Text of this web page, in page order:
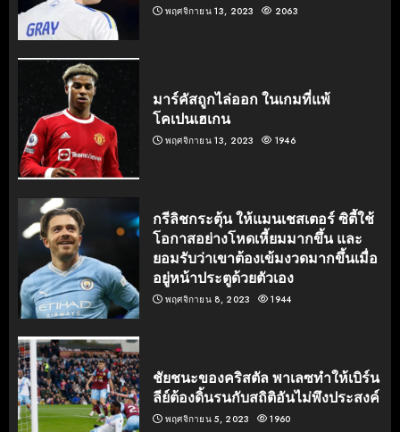
พฤศจิกายน 13, 2023 2063
มาร์คัสถูกไล่ออก ในเกมที่แพ้
โคเปนเฮเกน
พฤศจิกายน 13, 2023 1946
กรีลิชกระตุ้น ให้แมนเชสเตอร์ ซิตี้ใช้
โอกาสอย่างโหดเหี้ยมมากขึ้น และ
ยอมรับว่าเขาต้องเข้มงวดมากขึ้นเมื่อ
อยู่หน้าประตูด้วยตัวเอง
พฤศจิกายน 8, 2023 1944
ชัยชนะของคริสตัล พาเลซทำให้เบิร์น
ลีย์ต้องดิ้นรนกับสถิติอันไม่พึงประสงค์
พฤศจิกายน 5, 2023 1960